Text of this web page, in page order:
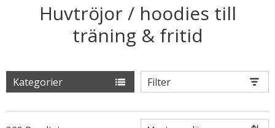
Huvtröjor / hoodies till
träning & fritid
Kategorier Filter